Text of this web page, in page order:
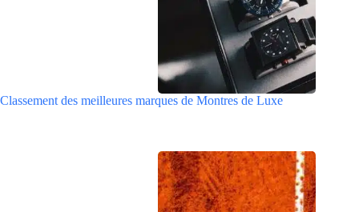
Classement des meilleures marques de Montres de Luxe